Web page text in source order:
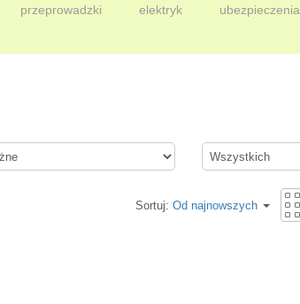
przeprowadzki elektryk ubezpieczenia
Sortuj: Od najnowszych